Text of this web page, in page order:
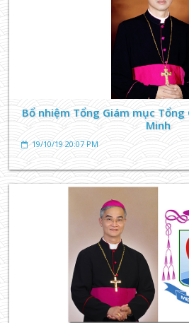
Bổ nhiệm Tổng Giám mục Tổng
Minh
19/10/19 20:07 PM